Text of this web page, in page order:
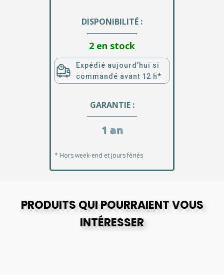
DISPONIBILITÉ :
2 en stock
Expédié aujourd’hui si
commandé avant 12 h*
GARANTIE :
1 an
* Hors week-end et jours fériés
PRODUITS QUI POURRAIENT VOUS
INTÉRESSER